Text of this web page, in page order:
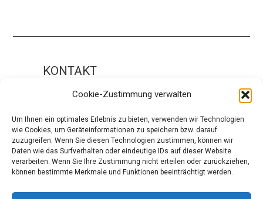
Cookie-Zustimmung verwalten
Um Ihnen ein optimales Erlebnis zu bieten, verwenden wir Technologien
wie Cookies, um Geräteinformationen zu speichern bzw. darauf
zuzugreifen. Wenn Sie diesen Technologien zustimmen, können wir
Daten wie das Surfverhalten oder eindeutige IDs auf dieser Website
verarbeiten. Wenn Sie Ihre Zustimmung nicht erteilen oder zurückziehen,
können bestimmte Merkmale und Funktionen beeinträchtigt werden.
KONTAKT
Impressum
ÜBER UNS
Die Redaktion
Über modaCYCLE